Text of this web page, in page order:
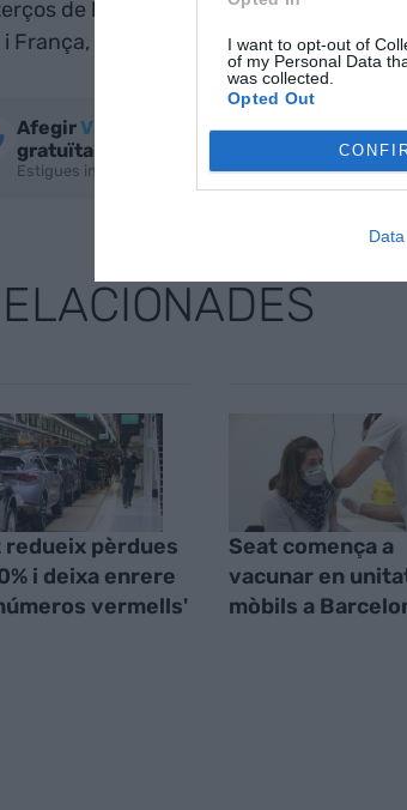
I want to opt-out of
of my Personal Data
was collected.
Opted Out
de les vendes de CUPRA, que té
França, a banda de l'Estat Espanyol.
AfegirVIA Empresa
com a font preferida
gratuïta
Estigues informat amb les últimes notícies
redueix pèrdues
i deixa enrere
vermells'
Seat comença a
vacunar en
mòbils a